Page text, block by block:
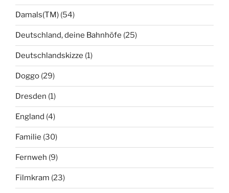
Damals(TM) (54)
Deutschland, deine Bahnhöfe (25)
Deutschlandskizze (1)
Doggo (29)
Dresden (1)
England (4)
Familie (30)
Fernweh (9)
Filmkram (23)